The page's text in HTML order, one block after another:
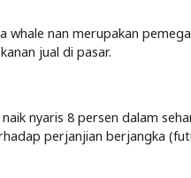
nan merupakan
jual di pasar.
nyaris 8 persen dalam
perjanjian berjangka